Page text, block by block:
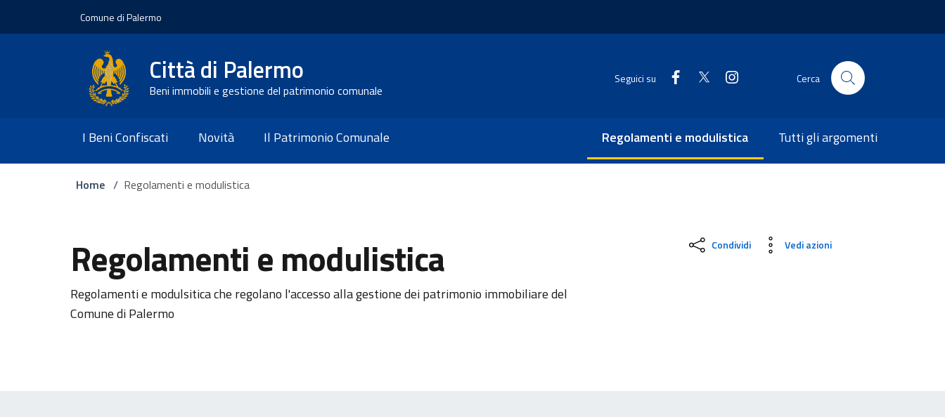
Comune di Palermo
Città di Palermo
Beni immobili e gestione del patrimonio comunale
Seguici su Cerca
I Beni Confiscati Novità Il Patrimonio Comunale Regolamenti e modulistica Tutti gli argomenti
Home / Regolamenti e modulistica
Regolamenti e modulistica
Regolamenti e modulsitica che regolano l'accesso alla gestione dei patrimonio immobiliare del
Comune di Palermo
Condividi Vedi azioni